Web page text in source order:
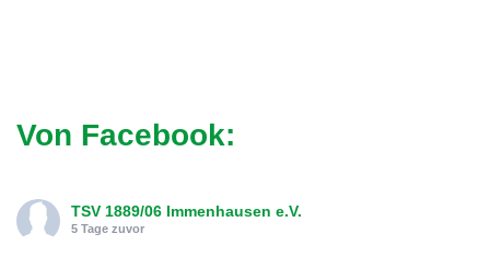
Von Facebook:
TSV 1889/06 Immenhausen e.V.
5 Tage zuvor